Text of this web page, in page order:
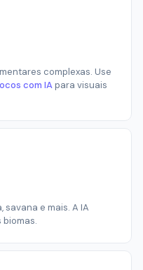
complexas. Use
com IApara visuais
e mais. A IA